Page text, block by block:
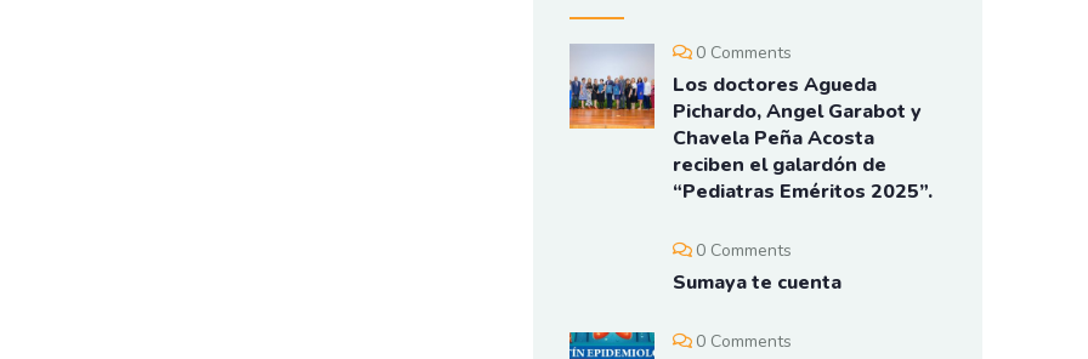
0 Comments
Los doctores Agueda
Pichardo, Angel Garabot y
Chavela Peña Acosta
reciben el galardón de
“Pediatras Eméritos 2025”.
0 Comments
Sumaya te cuenta
0 Comments